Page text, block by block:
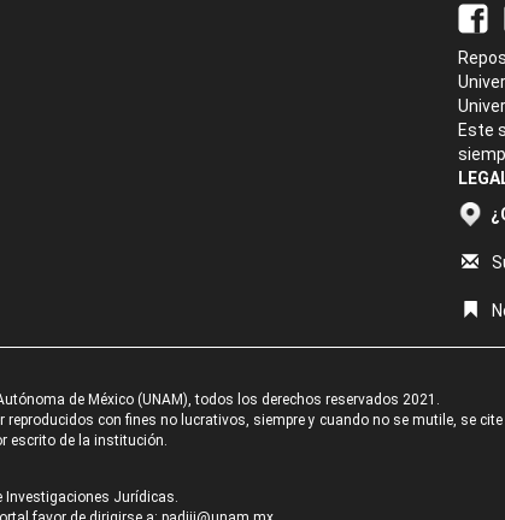
Este
de México (UNAM), todos los derechos reservados 2021.
reproducidos con fines no lucrativos, siempre y cuando no se mutile, se
escrito de la institución.
Investigaciones Jurídicas.